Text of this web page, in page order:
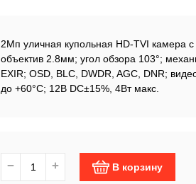
2Мп уличная купольная HD-TVI камера
объектив 2.8мм; угол обзора 103°;
EXIR; OSD, BLC, DWDR, AGC, DNR;
до +60°С; 12В DC±15%, 4Вт макс.
− + В корзину